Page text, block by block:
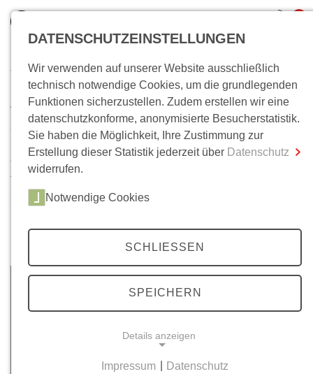
inkl. MwSt.
0,00 €
Zum Warenkorb Zur Kasse
Wo bin ich?
Archiv
35 Jahrgänge, über 200 Ausgaben. Im Laufe der Zeit ist
unser
Mittelweg 36- Archiv auf eine beachtliche Anzahl
von Artikeln angewachsen. Neben Beiträgen zu unseren
ausgewählte Beiträge unserer Literaturbeilagen, zu den
Protestchronik.
DATENSCHUTZEINSTELLUNGEN
Wir verwenden auf unserer Website ausschließlich
technisch notwendige Cookies, um die grundlegenden
Funktionen sicherzustellen. Zudem erstellen wir eine
datenschutzkonforme, anonymisierte Besucherstatistik.
Sie haben die Möglichkeit, Ihre Zustimmung zur
Erstellung dieser Statistik jederzeit über Datenschutz
widerrufen.
Notwendige Cookies
SCHLIESSEN
SPEICHERN
Details anzeigen
Impressum Datenschutz